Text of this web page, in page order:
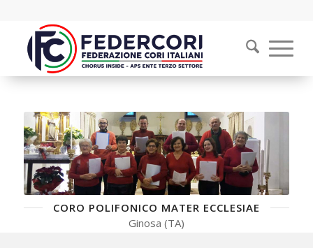
CORO POLIFONICO MATER ECCLESIAE
Ginosa (TA)